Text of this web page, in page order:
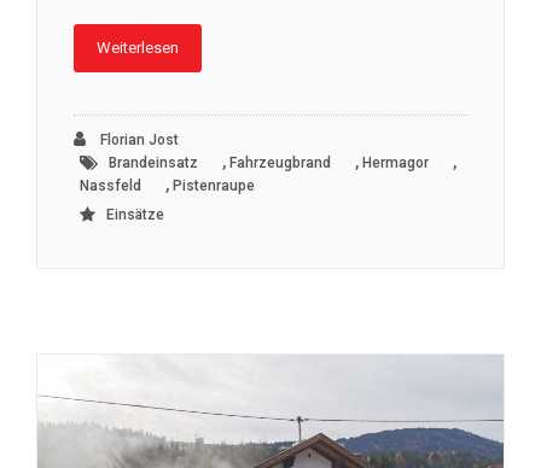
Weiterlesen
Florian Jost
Brandeinsatz
, Fahrzeugbrand , Hermagor ,
Nassfeld , Pistenraupe
Einsätze